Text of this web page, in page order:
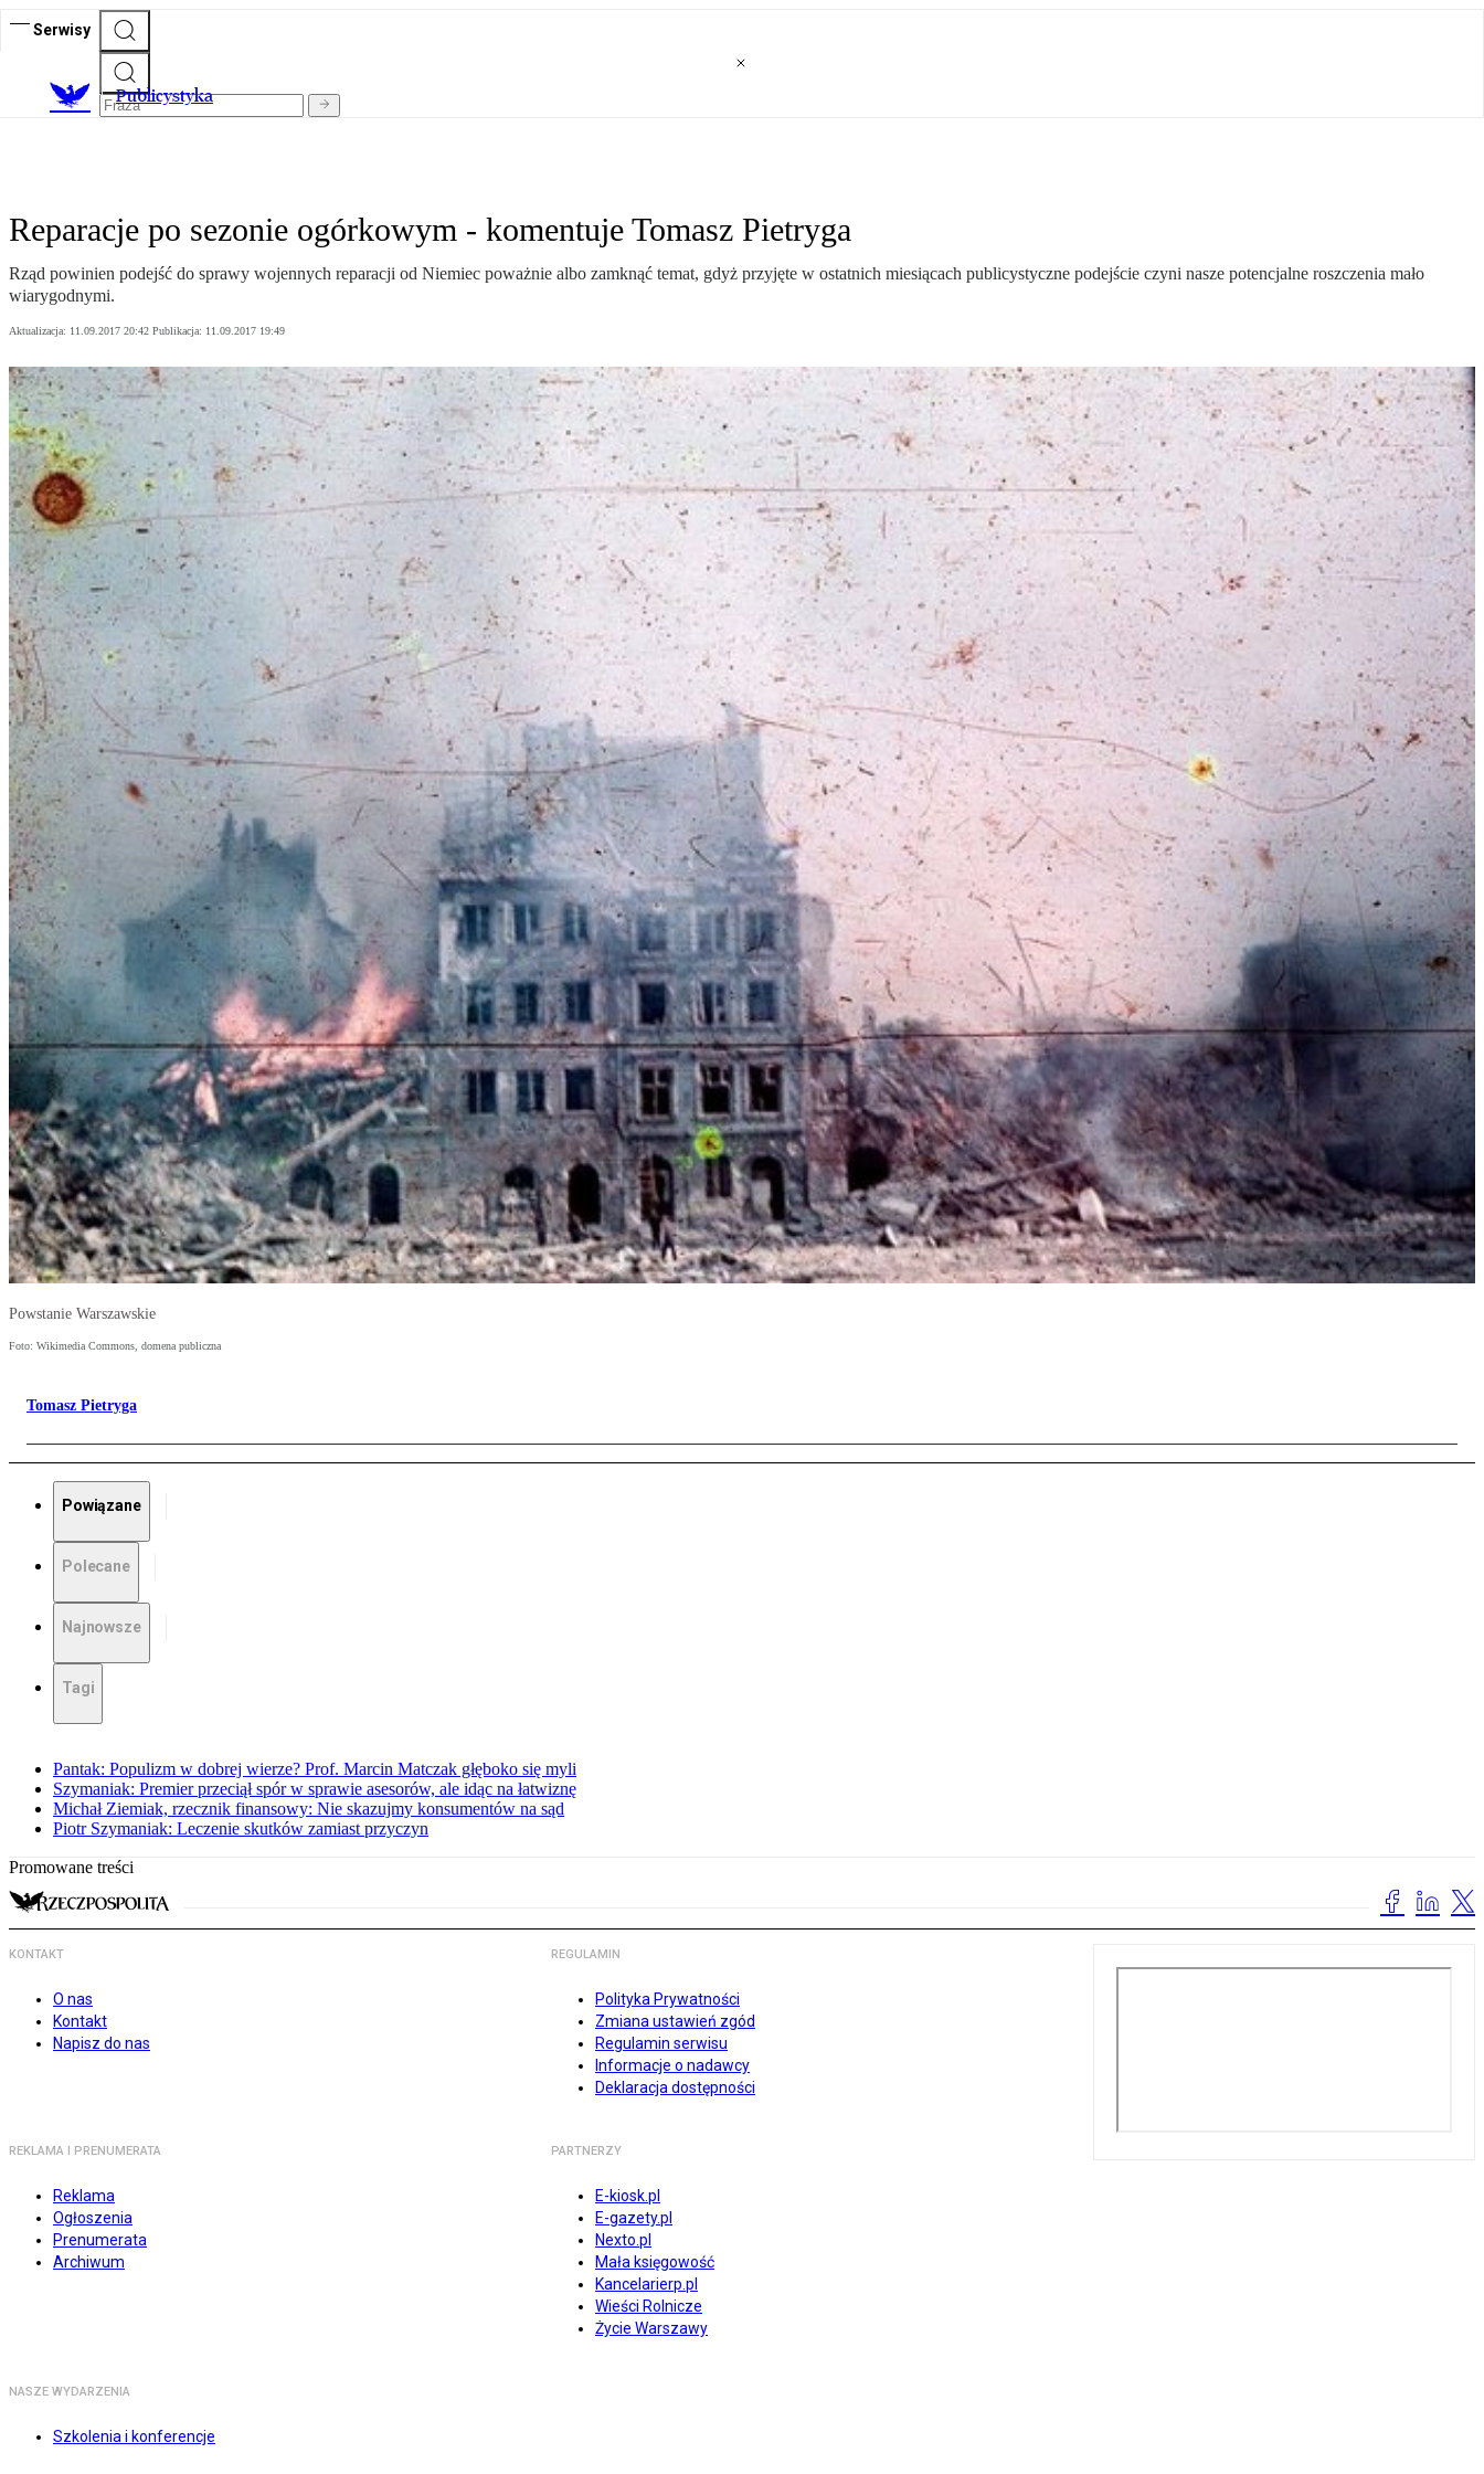
Serwisy
Publicystyka
Reparacje po sezonie ogórkowym - komentuje Tomasz Pietryga
Rząd powinien podejść do sprawy wojennych reparacji od Niemiec poważnie albo zamknąć temat, gdyż przyjęte w ostatnich miesiącach publicystyczne podejście czyni nasze potencjalne roszczenia mało
wiarygodnymi.
Aktualizacja: 11.09.2017 20:42 Publikacja: 11.09.2017 19:49
Powstanie Warszawskie
Foto: Wikimedia Commons, domena publiczna
Tomasz Pietryga
Powiązane
Polecane
Najnowsze
Tagi
Pantak: Populizm w dobrej wierze? Prof. Marcin Matczak głęboko się myli
Szymaniak: Premier przeciął spór w sprawie asesorów, ale idąc na łatwiznę
Michał Ziemiak, rzecznik finansowy: Nie skazujmy konsumentów na sąd
Piotr Szymaniak: Leczenie skutków zamiast przyczyn
Promowane treści
KONTAKT
O nas
Kontakt
Napisz do nas
REGULAMIN
Polityka Prywatności
Zmiana ustawień zgód
Regulamin serwisu
Informacje o nadawcy
Deklaracja dostępności
REKLAMA I PRENUMERATA
Reklama
Ogłoszenia
Prenumerata
Archiwum
PARTNERZY
E-kiosk.pl
E-gazety.pl
Nexto.pl
Mała księgowość
Kancelarierp.pl
Wieści Rolnicze
Życie Warszawy
NASZE WYDARZENIA
Szkolenia i konferencje